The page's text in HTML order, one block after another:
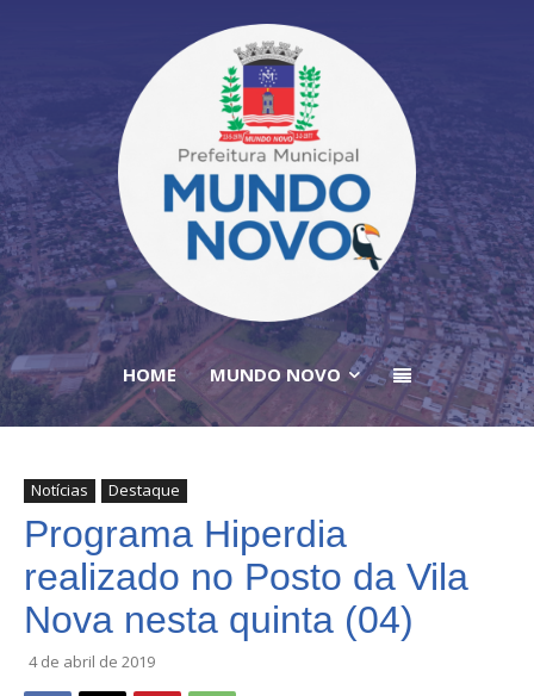
HOME MUNDO NOVO
Notícias Destaque
Programa Hiperdia
realizado no Posto da Vila
Nova nesta quinta (04)
4 de abril de 2019